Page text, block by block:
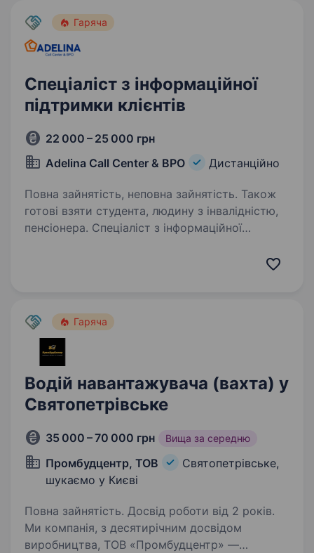
ходової частини…
Гаряча
Спеціаліст з інформаційної
підтримки клієнтів
22 000 – 25 000 грн
Adelina Call Center & BPO
Дистанційно
Повна зайнятість, неповна зайнятість. Також
готові взяти студента, людину з інвалідністю,
пенсіонера. Спеціаліст з інформаційної
найбільшого контактного центру України,…
Гаряча
Водій навантажувача (вахта) у
Святопетрівське
35 000 – 70 000 грн Вища за середню
Промбудцентр, ТОВ
Святопетрівське,
шукаємо у Києві
Повна зайнятість. Досвід роботи від 2 років.
Ми компанія, з десятирічним досвідом
виробництва, ТОВ «Промбудцентр» —